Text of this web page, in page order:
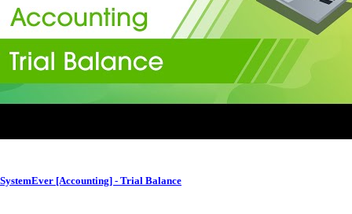
SystemEver [Accounting] - Trial Balance